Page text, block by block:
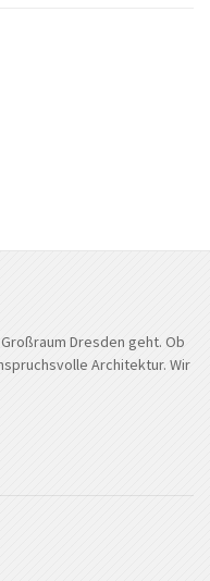
Dresden geht. Ob
Architektur. Wir